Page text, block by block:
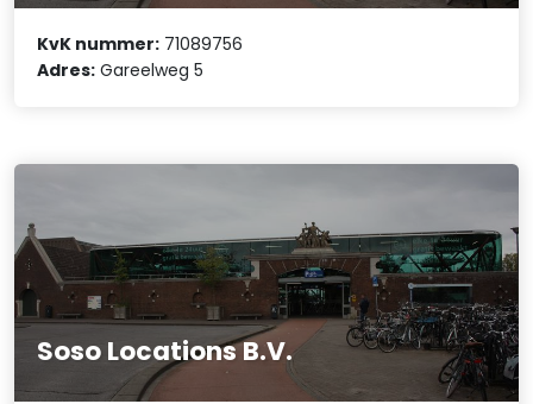
KvK nummer: 71089756
Adres: Gareelweg 5
Soso Locations B.V.